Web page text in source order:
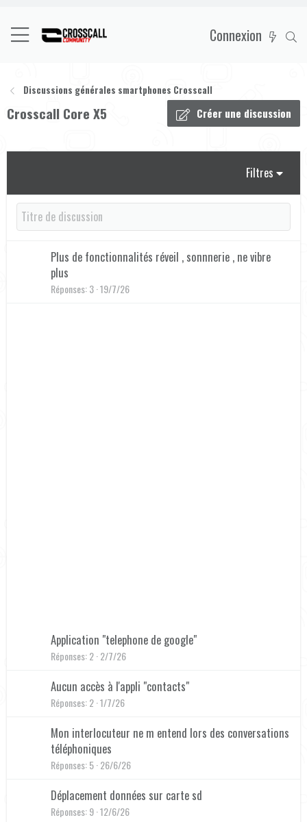
Connexion
Discussions générales smartphones Crosscall
Crosscall Core X5 Créer une discussion
Filtres
Plus de fonctionnalités réveil , sonnnerie , ne vibre
plus
Réponses 3 19/7/26
Application "telephone de google"
Réponses 2 2/7/26
Aucun accès à l'appli "contacts"
Réponses 2 1/7/26
Mon interlocuteur ne m entend lors des conversations
téléphoniques
Réponses 5 26/6/26
Déplacement données sur carte sd
Réponses 9 12/6/26